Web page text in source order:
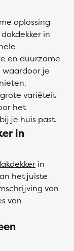
oplossing
in
en duurzame
je
variëteit
het
je huis past.
in
in
het juiste
van
van